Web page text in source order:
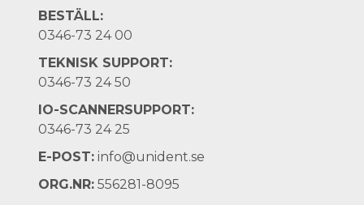
BESTÄLL:
0346-73 24 00
TEKNISK SUPPORT:
0346-73 24 50
IO-SCANNERSUPPORT:
0346-73 24 25
E-POST: info@unident.se
ORG.NR: 556281-8095